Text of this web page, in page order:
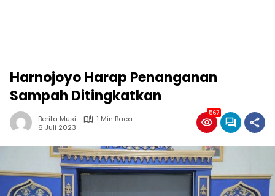
Harnojoyo Harap Penanganan
Sampah Ditingkatkan
Berita Musi
1 Min Baca
6 Juli 2023
567